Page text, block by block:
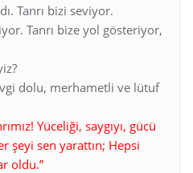
Tanrı bizi seviyor.
Tanrı bize yol gösteriyor,
dolu, merhametli ve lütuf
Yüceliği, saygıyı, gücü
şeyi sen yarattın; Hepsi
oldu.”